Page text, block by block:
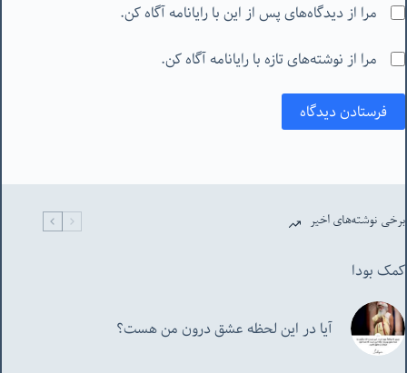
مرا از دیدگاه‌های پس از این با رایانامه آگاه کن.
مرا از نوشته‌های تازه با رایانامه آگاه کن.
فرستادن دیدگاه
برخی نوشته‌های اخیر
کمک بودا
آیا در این لحظه عشق درون من هست؟